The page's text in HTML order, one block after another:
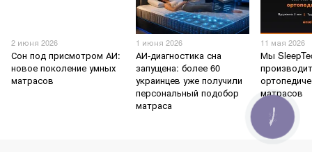
2 июня 2026
Сон под присмотром АИ:
новое поколение умных
матрасов
1 июня 2026
АИ-диагностика сна
запущена: более 60
украинцев уже получили
персональный подобор
матраса
11 мая 2026
Мы
матрасов
КНОПКА
ЗВ'ЯЗКУ